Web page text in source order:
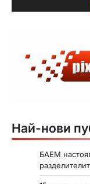
Най-нови
БАЕМ